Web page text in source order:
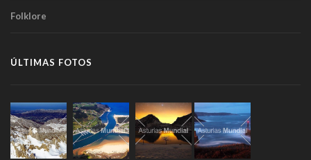
Folklore
ÚLTIMAS FOTOS